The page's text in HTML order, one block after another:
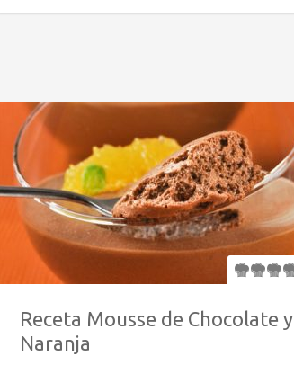
Receta Mousse de Chocolate y
Naranja